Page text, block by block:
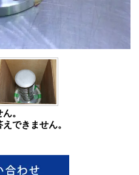
。
できません。